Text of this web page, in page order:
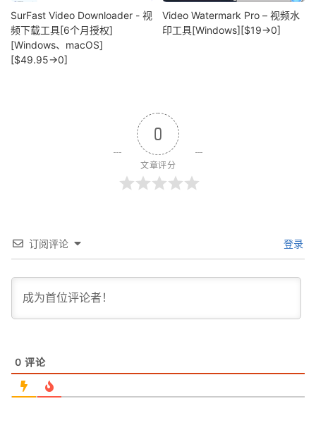
SurFast Video Downloader - 视
频下载工具[6个月授权]
[Windows、macOS]
[$49.95→0]
Video Watermark Pro – 视频水
印工具[Windows][$19→0]
0
文章评分
订阅评论 登录
0 评论